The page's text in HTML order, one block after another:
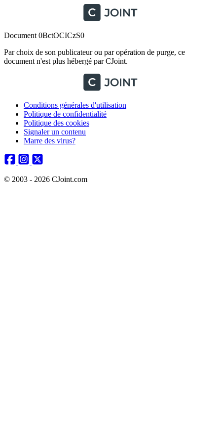
Document 0BctOCICzS0
Par choix de son publicateur ou par opération de purge, ce
document n'est plus hébergé par CJoint.
Conditions générales d'utilisation
Politique de confidentialité
Politique des cookies
Signaler un contenu
Marre des virus?
© 2003 - 2026 CJoint.com